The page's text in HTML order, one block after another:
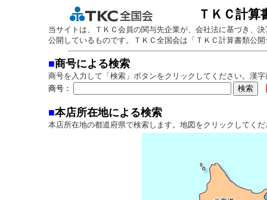
ＴＫＣ計算
当サイトは、ＴＫＣ会員の関与先企業が、会社法に基づき、
公開しているものです。ＴＫＣ全国会は「ＴＫＣ計算書類公
■商号による検索
商号を入力して「検索」ボタンをクリックしてください。漢
商号：
■本店所在地による検索
本店所在地の都道府県で検索します。地図をクリックしてくだ